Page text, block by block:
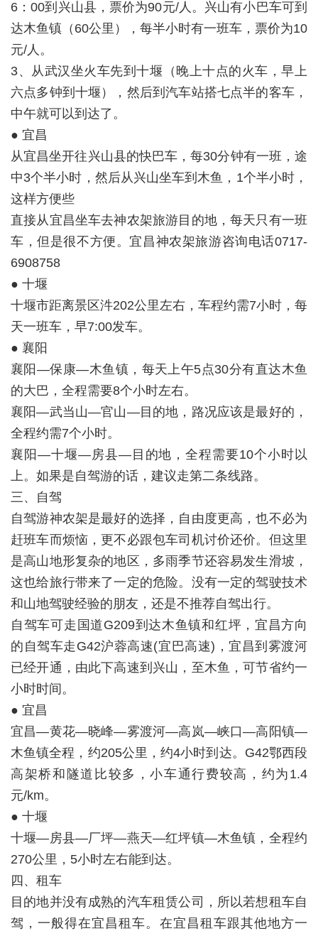
6：00到兴山县，票价为90元/人。兴山有小巴车可到
达木鱼镇（60公里），每半小时有一班车，票价为10
元/人。
3、从武汉坐火车先到十堰（晚上十点的火车，早上
六点多钟到十堰），然后到汽车站搭七点半的客车，
中午就可以到达了。
● 宜昌
从宜昌坐开往兴山县的快巴车，每30分钟有一班，途
中3个半小时，然后从兴山坐车到木鱼，1个半小时，
这样方便些
直接从宜昌坐车去神农架旅游目的地，每天只有一班
车，但是很不方便。宜昌神农架旅游咨询电话0717-
6908758
● 十堰
十堰市距离景区汼202公里左右，车程约需7小时，每
天一班车，早7:00发车。
● 襄阳
襄阳—保康—木鱼镇，每天上午5点30分有直达木鱼
的大巴，全程需要8个小时左右。
襄阳—武当山—官山—目的地，路况应该是最好的，
全程约需7个小时。
襄阳—十堰—房县—目的地，全程需要10个小时以
上。如果是自驾游的话，建议走第二条线路。
三、自驾
自驾游神农架是最好的选择，自由度更高，也不必为
赶班车而烦恼，更不必跟包车司机讨价还价。但这里
是高山地形复杂的地区，多雨季节还容易发生滑坡，
这也给旅行带来了一定的危险。没有一定的驾驶技术
和山地驾驶经验的朋友，还是不推荐自驾出行。
自驾车可走国道G209到达木鱼镇和红坪，宜昌方向
的自驾车走G42沪蓉高速(宜巴高速)，宜昌到雾渡河
已经开通，由此下高速到兴山，至木鱼，可节省约一
小时时间。
● 宜昌
宜昌—黄花—晓峰—雾渡河—高岚—峡口—高阳镇—
木鱼镇全程，约205公里，约4小时到达。G42鄂西段
高架桥和隧道比较多，小车通行费较高，约为1.4
元/km。
● 十堰
十堰—房县—厂坪—燕天—红坪镇—木鱼镇，全程约
270公里，5小时左右能到达。
四、租车
目的地并没有成熟的汽车租赁公司，所以若想租车自
驾，一般得在宜昌租车。在宜昌租车跟其他地方一